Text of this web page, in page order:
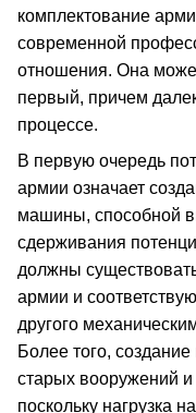
комплектование
современной
отношения. Она
первый, причем
процессе.
В первую очередь
армии означает
машины, способной
сдерживания
должны
армии и
другого
Более того,
старых вооружений
поскольку нагрузка